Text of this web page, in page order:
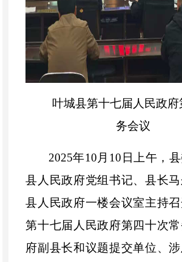
叶城县第十七届人民政府
务会议
2025年10 月 10 日 上午 ，
县人民政府党组书记、县长
县人民政府一楼会议室主持
第十七届人民政府第四十次
府副县长和议题提交单位、